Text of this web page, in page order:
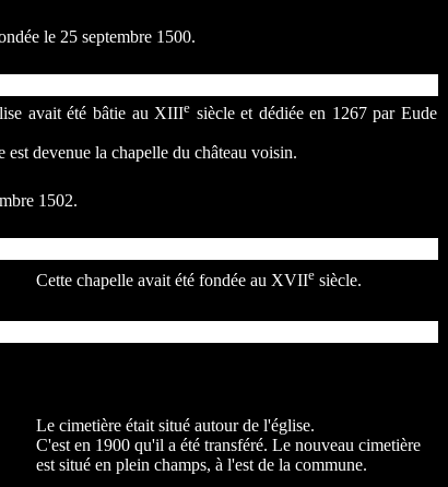
le 25 septembre 1500.
avait été bâtie au XIIIe siècle et dédiée en 1267 par Eude
est devenue la chapelle du château voisin.
1502.
Cette chapelle avait été fondée au XVIIe siècle.
Le cimetière était situé autour de l'église.
C'est en 1900 qu'il a été transféré. Le nouveau cimetière
est situé en plein champs, à l'est de la commune.